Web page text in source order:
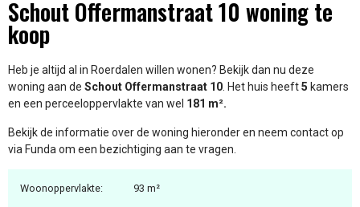
Schout Offermanstraat 10 woning te
koop
Heb je altijd al in Roerdalen willen wonen? Bekijk dan nu deze
woning aan de Schout Offermanstraat 10. Het huis heeft5 kamers
en een perceeloppervlakte van wel 181 m².
Bekijk de informatie over de woning hieronder en neem contact op
via Funda om een bezichtiging aan te vragen.
Woonoppervlakte: 93 m²